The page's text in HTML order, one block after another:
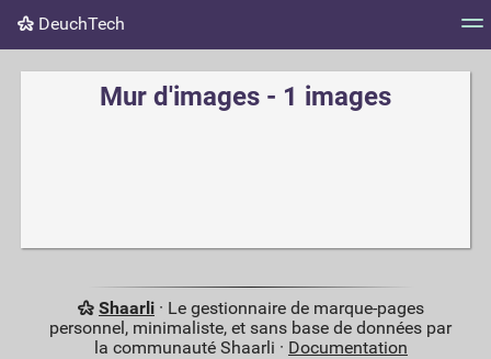
DeuchTech
Nuage de tags Mur d'images Quotidien Flux
Mur d'images - 1 images
Shaarli· Le gestionnaire de marque-pages
personnel, minimaliste, et sans base de données par
la communauté Shaarli · Documentation